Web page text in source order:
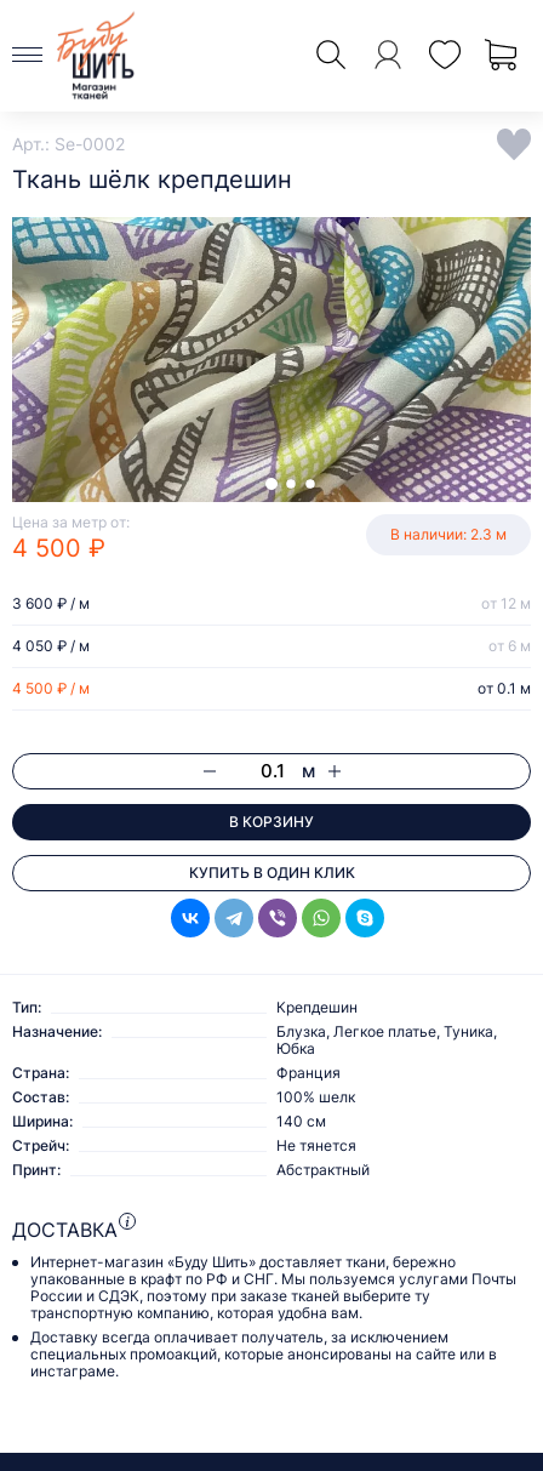
Арт.: Se-0002
Ткань шёлк крепдешин
Цена за метр от:
4 500 ₽ В наличии: 2.3 м
4 500 ₽ / м от 0.1 м
4 050 ₽ / м от 6 м
3 600 ₽ / м от 12 м
м
В КОРЗИНУ
КУПИТЬ В ОДИН КЛИК
Тип:
Крепдешин
Назначение:
Блузка, Легкое платье, Туника,
Юбка
Страна:
Франция
Состав:
100% шелк
Ширина:
140 см
Стрейч:
Не тянется
Принт:
Абстрактный
ДОСТАВКА
Интернет-магазин «Буду Шить» доставляет ткани, бережно
упакованные в крафт по РФ и СНГ. Мы пользуемся услугами Почты
России и СДЭК, поэтому при заказе тканей выберите ту
транспортную компанию, которая удобна вам.
Доставку всегда оплачивает получатель, за исключением
специальных промоакций, которые анонсированы на сайте или в
инстаграме.